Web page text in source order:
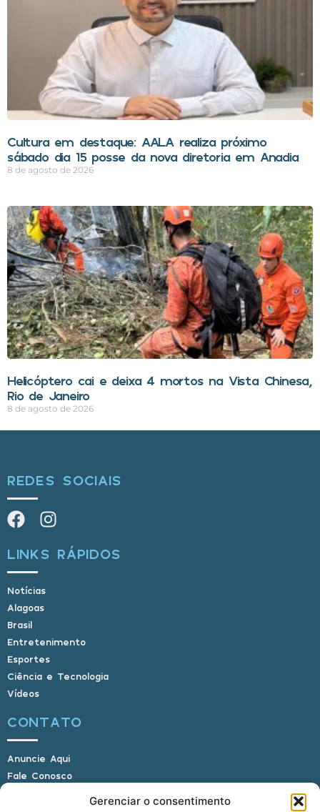
Gerenciar o consentimento
Cultura em destaque: AALA realiza próximo
sábado dia 15 posse da nova diretoria em Anadia
8 de agosto de 2026
Helicóptero cai e deixa 4 mortos na Vista Chinesa,
Rio de Janeiro
8 de agosto de 2026
REDES SOCIAIS
LINKS RÁPIDOS
Notícias
Alagoas
Brasil
Entretenimento
Esportes
Ciência e Tecnologia
Vídeos
CONTATO
Anuncie Aqui
Fale Conosco